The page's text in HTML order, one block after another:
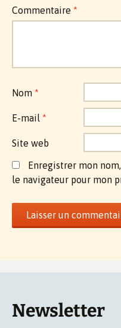
Commentaire *
Nom *
E-mail *
Site web
Enregistrer mon
le navigateur pour mon
Newsletter